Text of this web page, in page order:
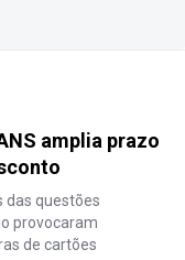
amplia prazo
das questões
provocaram
de cartões